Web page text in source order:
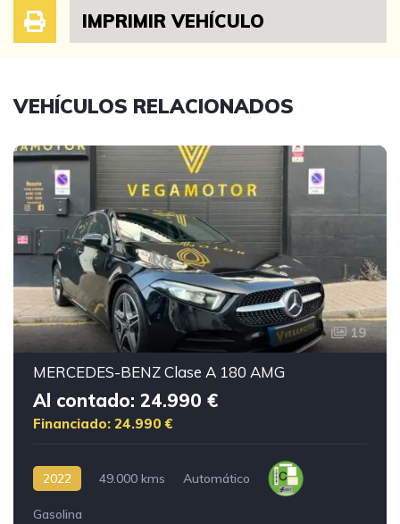
IMPRIMIR VEHÍCULO
VEHÍCULOS RELACIONADOS
19
MERCEDES-BENZ Clase A 180 AMG
Al contado: 24.990 €
Financiado: 24.990 €
2022 49.000 kms Automático
Gasolina